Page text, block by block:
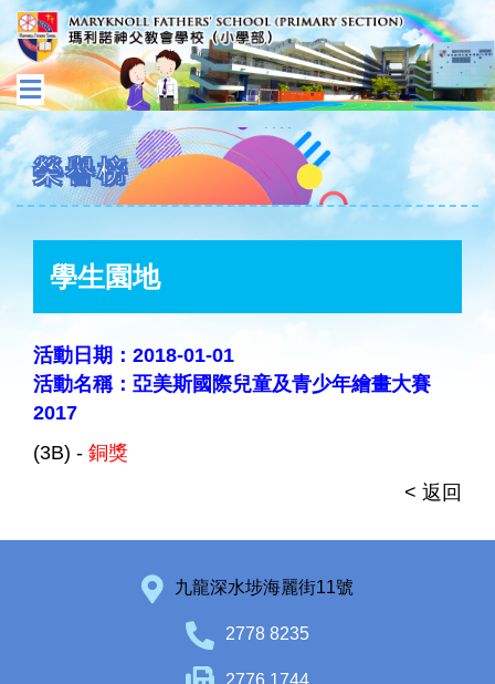
榮譽榜
學生園地
活動日期：2018-01-01
活動名稱：亞美斯國際兒童及青少年繪畫大賽
2017
(3B) - 銅獎
< 返回
九龍深水埗海麗街11號
2778 8235
2776 1744